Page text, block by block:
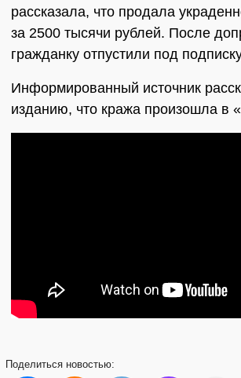
рассказала, что продала
за 2500 тысячи рублей. После
гражданку отпустили под
Информированный источник
изданию, что кража произошла в
Поделиться новостью: